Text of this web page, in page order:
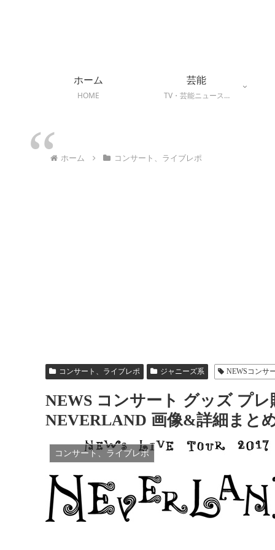
ホーム
HOME
芸能
TV・芸能ニュース…
ホーム コンサート、ライブレポ
コンサート、ライブレポ ジャニーズ系 NEWSコンサ
NEWS コンサート グッズ プ
NEVERLAND 画像&詳細まと
コンサート、ライブレポ